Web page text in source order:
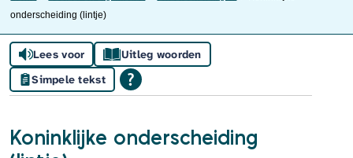
onderscheiding (lintje)
Lees voor
Uitleg woorden
Simpele tekst
Koninklijke onderscheiding